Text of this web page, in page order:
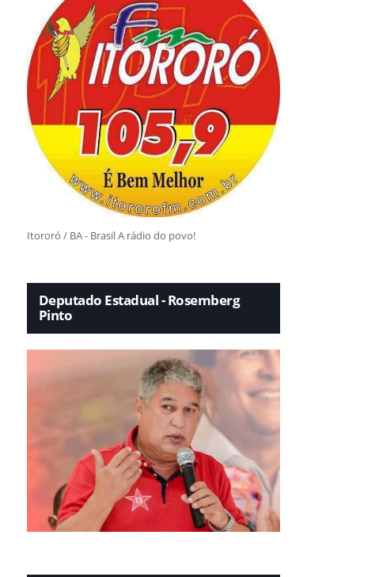
Itororó / BA - Brasil A rádio do povo!
Deputado Estadual - Rosemberg
Pinto